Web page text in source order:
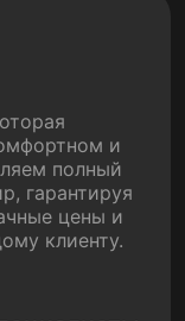
и
полный
гарантируя
цены и
клиенту.